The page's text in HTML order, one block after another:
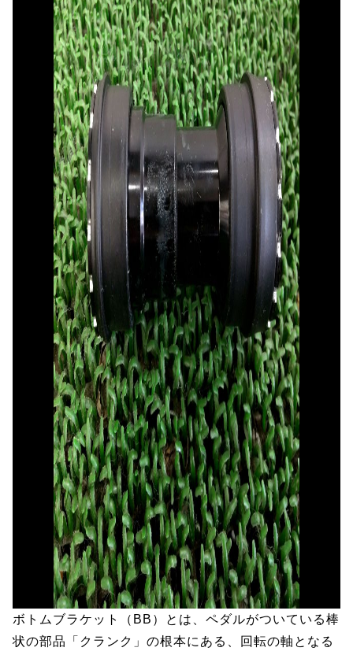
ボトムブラケット（BB）とは、ペダルがついている棒
状の部品「クランク」の根本にある、回転の軸となる